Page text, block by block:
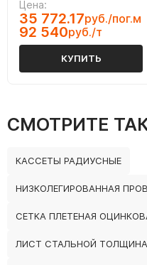
Цена:
35 772.17руб./пог.м
92 540руб./т
КУПИТЬ
СМОТРИТЕ
КАССЕТЫ РАДИУСНЫЕ
НИЗКОЛЕГИРОВАННАЯ
СЕТКА ПЛЕТЕНАЯ
ЛИСТ СТАЛЬНОЙ ТОЛЩИНА